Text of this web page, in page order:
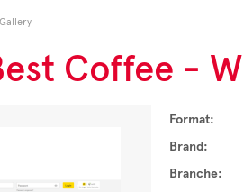
Coffee -
Format:
Brand:
Branche: